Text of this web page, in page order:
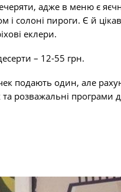
адже в меню є
і солоні пироги. Є й
еклери.
– 12-55 грн.
подають один, але
розважальні програми